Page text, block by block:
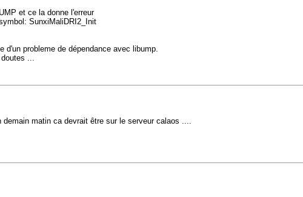
et ce la donne l'erreur
SunxiMaliDRI2_Init
d'un probleme de dépendance avec libump.
...
matin ca devrait être sur le serveur calaos ....